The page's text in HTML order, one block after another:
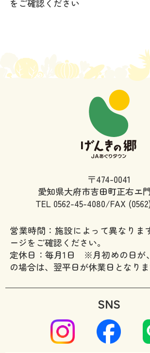
をご確認ください
〒474-0041
愛知県大府市吉田町正右エ
TEL 0562-45-4080/FAX
営業時間：施設によって異なりま
ージをご確認ください。
定休日：毎月1日 ※月初めの日が
の場合は、翌平日が休業日となりま
SNS